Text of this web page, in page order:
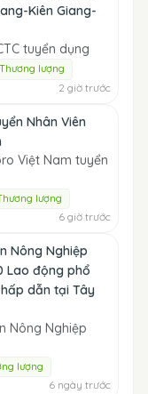
Kiên Giang-
tuyển dụng
Thương lượng
2 giờ trước
Nhân Viên
Việt Nam tuyển
lượng
6 giờ trước
Nông Nghiệp
Lao động phổ
dẫn tại Tây
Nông Nghiệp
lượng
6 ngày trước